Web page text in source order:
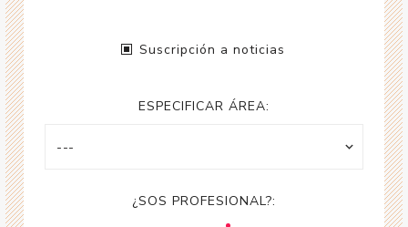
Suscripción a noticias
ESPECIFICAR ÁREA:
¿SOS PROFESIONAL?: